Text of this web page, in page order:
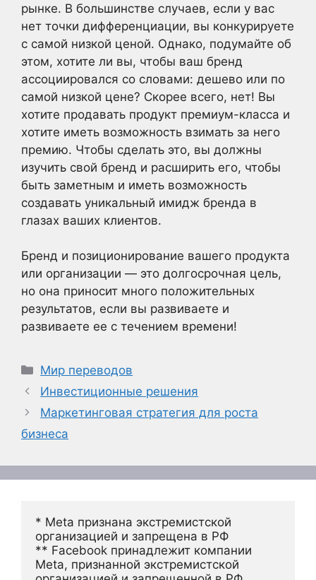
рынке. В большинстве случаев, если у вас
нет точки дифференциации, вы конкурируете
с самой низкой ценой. Однако, подумайте об
этом, хотите ли вы, чтобы ваш бренд
ассоциировался со словами: дешево или по
самой низкой цене? Скорее всего, нет! Вы
хотите продавать продукт премиум-класса и
хотите иметь возможность взимать за него
премию. Чтобы сделать это, вы должны
изучить свой бренд и расширить его, чтобы
быть заметным и иметь возможность
создавать уникальный имидж бренда в
глазах ваших клиентов.
Бренд и позиционирование вашего продукта
или организации — это долгосрочная цель,
но она приносит много положительных
результатов, если вы развиваете и
развиваете ее с течением времени!
Рубрики
Мир переводов
Инвестиционные решения
Маркетинговая стратегия для роста
бизнеса
* Meta признана экстремистской
организацией и запрещена в РФ
** Facebook принадлежит компании
Meta, признанной экстремистской